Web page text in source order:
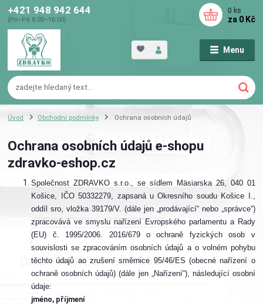
Menu
+421 948 942 644
(Po–Pá 8:00–16:00)
0 ks
za 0 Kč
Úvod Obchodní podmínky Ochrana osobních údajů
Ochrana osobních údajů e-shopu
zdravko-eshop.cz
Společnost ZDRAVKO s.r.o., se sídlem Mäsiarska 26, 040 01
Košice, IČO 50332279, zapsaná u Okresního soudu Košice I.,
oddíl sro, vložka 39179/V. (dále jen „prodávající“ nebo „správce“)
zpracovává ve smyslu nařízení Evropského parlamentu a Rady
(EU) č. 1995/2006. 2016/679 o ochraně fyzických osob v
souvislosti se zpracováním osobních údajů a o volném pohybu
těchto údajů ao zrušení směrnice 95/46/ES (obecné nařízení o
ochraně osobních údajů) (dále jen „Nařízení“), následující osobní
údaje:
jméno, příjmení